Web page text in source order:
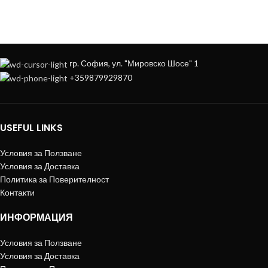
гр. София, ул. "Мировско Шосе" 1
+359879929870
USEFUL LINKS
Условия за Ползване
Условия за Доставка
Политика за Поверителност
Контакти
ИНФОРМАЦИЯ
Условия за Ползване
Условия за Доставка